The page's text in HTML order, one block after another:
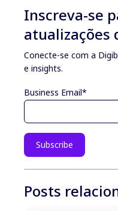
Inscreva-se
atualizações
Conecte-se com a
e insights.
Business Email*
Posts